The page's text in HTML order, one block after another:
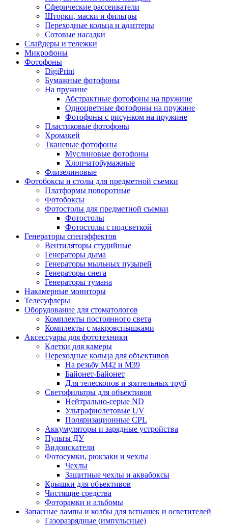
Сферические рассеиватели
Шторки, маски и фильтры
Переходные кольца и адаптеры
Сотовые насадки
Слайдеры и тележки
Микрофоны
Фотофоны
DigiPrint
Бумажные фотофоны
На пружине
Абстрактные фотофоны на пружине
Одноцветные фотофоны на пружине
Фотофоны с рисунком на пружине
Пластиковые фотофоны
Хромакей
Тканевые фотофоны
Муслиновые фотофоны
Хлопчатобумажные
Флизелиновые
Фотобоксы и столы для предметной съемки
Платформы поворотные
Фотобоксы
Фотостолы для предметной съемки
Фотостолы
Фотостолы с подсветкой
Генераторы спецэффектов
Вентиляторы студийные
Генераторы дыма
Генераторы мыльных пузырей
Генераторы снега
Генераторы тумана
Накамерные мониторы
Телесуфлеры
Оборудование для стоматологов
Комплекты постоянного света
Комплекты с макровспышками
Аксессуары для фототехники
Клетки для камеры
Переходные кольца для объективов
На резьбу М42 и М39
Байонет-Байонет
Для телескопов и зрительных труб
Светофильтры для объективов
Нейтрально-серые ND
Ультрафиолетовые UV
Поляризационные CPL
Аккумуляторы и зарядные устройства
Пульты ДУ
Видоискатели
Фотосумки, рюкзаки и чехлы
Чехлы
Защитные чехлы и аквабоксы
Крышки для объективов
Чистящие средства
Фоторамки и альбомы
Запасные лампы и колбы для вспышек и осветителей
Газоразрядные (импульсные)